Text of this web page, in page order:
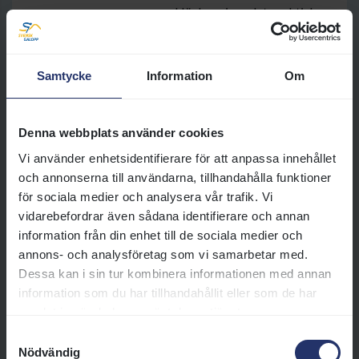
Samtycke Information Om
Denna webbplats använder cookies
Vi använder enhetsidentifierare för att anpassa innehållet
och annonserna till användarna, tillhandahålla funktioner
för sociala medier och analysera vår trafik. Vi
vidarebefordrar även sådana identifierare och annan
information från din enhet till de sociala medier och
annons- och analysföretag som vi samarbetar med.
Dessa kan i sin tur kombinera informationen med annan
information som du har tillhandahållit eller som de har
Nödvändig
oss. Här har vi samlat praktisk
information som kan vara bra att
Läs mer
Mat och dryck
Välkommen att ta del av vårt
mat- och dryckesutbud på
Jägersro Galopp. Maten serveras
av Pembert & Co. och våra
serveringar håller endast öppet
under tävlingsdagar. Utbudet
varierar något beroende på
vilken dag det är och här kan du